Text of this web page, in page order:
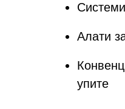
Алати
упите